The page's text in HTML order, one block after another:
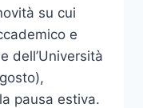
su cui
e
dell’Università
pausa estiva.